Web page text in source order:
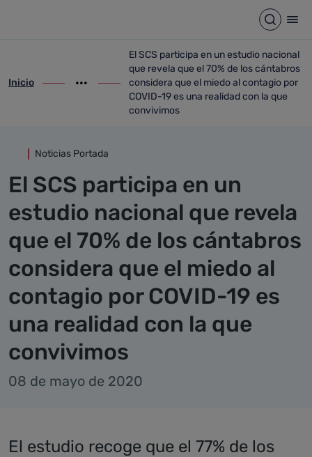
Abrir
ir-a inicio
Inicio
Mostrar opciones del camino de migas
ir-a El SCS participa en un estudio
El SCS participa en un estudio nacional
que revela que el 70% de los cántabros
considera que el miedo al contagio por
COVID-19 es una realidad con la que
convivimos
Noticias Portada
El SCS participa en un
estudio nacional que revela
que el 70% de los cántabros
considera que el miedo al
contagio por COVID-19 es
una realidad con la que
convivimos
08 de mayo de 2020
El estudio recoge que el 77% de los